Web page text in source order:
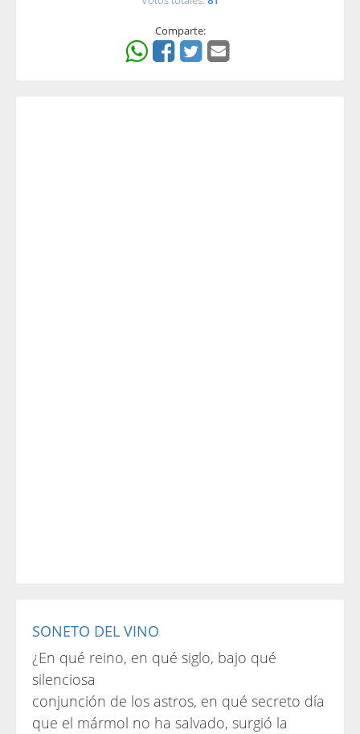
Comparte:
SONETO DEL VINO
¿En qué reino, en qué siglo, bajo qué
silenciosa
conjunción de los astros, en qué secreto día
que el mármol no ha salvado, surgió la